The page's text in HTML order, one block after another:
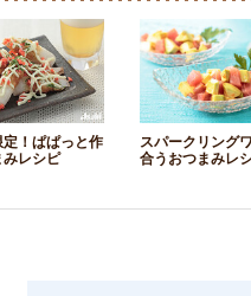
！ぱぱっと作
みレシピ
スパークリング
合うおつまみレ